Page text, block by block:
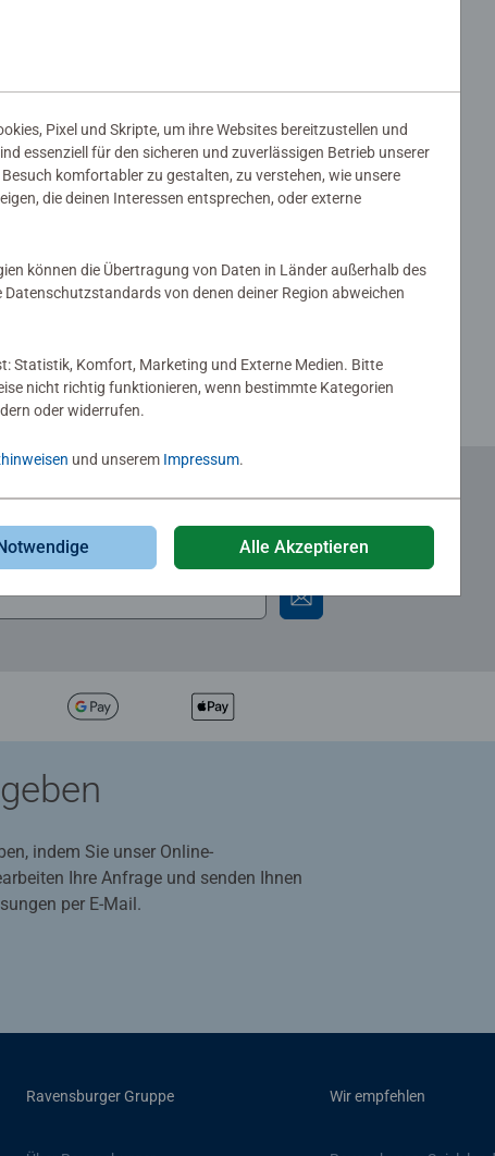
indem Sie unser Online-
Ihre Anfrage und senden Ihnen
per E-Mail.
Ravensburger Gruppe Wir empfehlen
Pixel und Skripte, um ihre Websites bereitzustellen und
essenziell für den sicheren und zuverlässigen Betrieb unserer
komfortabler zu gestalten, zu verstehen, wie unsere
die deinen Interessen entsprechen, oder externe
können die Übertragung von Daten in Länder außerhalb des
von denen deiner Region abweichen
Statistik, Komfort, Marketing und Externe Medien. Bitte
nicht richtig funktionieren, wenn bestimmte Kategorien
oder widerrufen.
und unserem Impressum.
Alle Akzeptieren